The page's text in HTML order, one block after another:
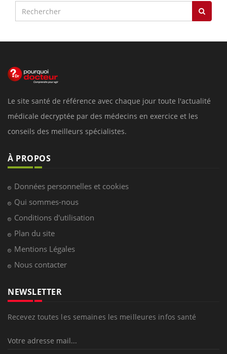
Le site santé de référence avec chaque jour toute l'actualité
médicale decryptée par des médecins en exercice et les
conseils des meilleurs spécialistes.
À PROPOS
Données personnelles et cookies
Qui sommes-nous
Conditions d'utilisation
Plan du site
Mentions Légales
Nous contacter
NEWSLETTER
Recevez toutes les semaines les meilleures infos santé